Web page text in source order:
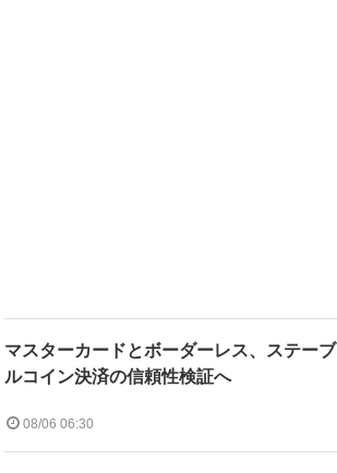
マスターカードとボーダーレス、ステーブ
ルコイン決済の信頼性検証へ
08/06 06:30